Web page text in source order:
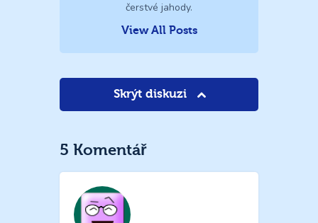
čerstvé jahody.
View All Posts
Skrýt diskuzi
5 Komentář